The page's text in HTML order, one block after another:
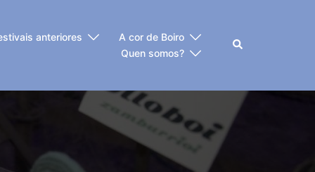
anteriores
A cor de Boiro
Quen somos?
Buscar